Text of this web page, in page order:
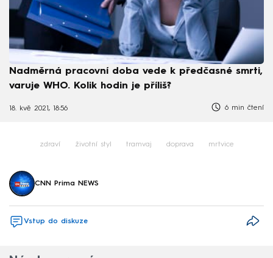
Nadměrná pracovní doba vede k předčasné smrti,
varuje WHO. Kolik hodin je příliš?
18. kvě 2021, 18:56 6 min čtení
zdraví životní styl tramvaj doprava mrtvice
CNN Prima NEWS
Vstup do diskuze